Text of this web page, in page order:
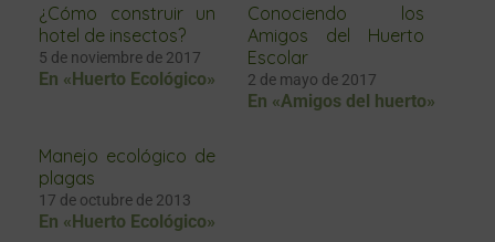
¿Cómo construir un
hotel de insectos?
5 de noviembre de 2017
En «Huerto Ecológico»
Conociendo los
Amigos del Huerto
Escolar
2 de mayo de 2017
En «Amigos del huerto»
Manejo ecológico de
plagas
17 de octubre de 2013
En «Huerto Ecológico»